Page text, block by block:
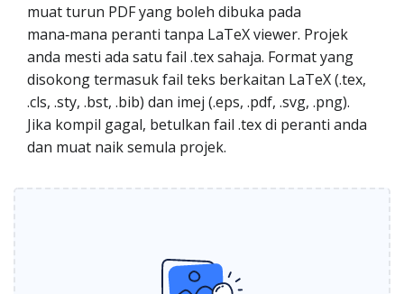
muat turun PDF yang boleh dibuka pada
mana‑mana peranti tanpa LaTeX viewer. Projek
anda mesti ada satu fail .tex sahaja. Format yang
disokong termasuk fail teks berkaitan LaTeX (.tex,
.cls, .sty, .bst, .bib) dan imej (.eps, .pdf, .svg, .png).
Jika kompil gagal, betulkan fail .tex di peranti anda
dan muat naik semula projek.